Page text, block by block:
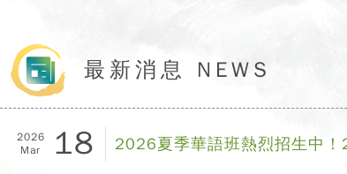
最新消息 NEWS
2026
Mar
18 2026夏季華語班熱烈招生中